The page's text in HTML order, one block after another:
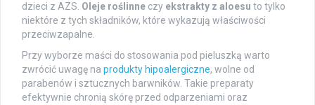
dzieci z AZS. Oleje roślinne czy ekstrakty z aloesu to tylko
niektóre z tych składników, które wykazują właściwości
przeciwzapalne.
Przy wyborze maści do stosowania pod pieluszką warto
zwrócić uwagę na produkty hipoalergiczne, wolne od
parabenów i sztucznych barwników. Takie preparaty
efektywnie chronią skórę przed odparzeniami oraz